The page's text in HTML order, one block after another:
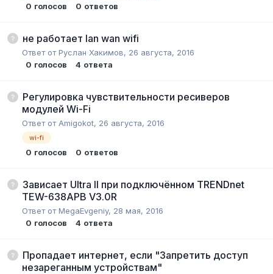
0 голосов 0 ответов
не работает lan wan wifi
Ответ отРуслан Хакимов, 26 августа, 2016
0 голосов 4 ответа
Регулировка чувствительности ресиверов
модулей Wi-Fi
Ответ от Amigokot, 26 августа, 2016
wi-fi
0 голосов 0 ответов
Зависает Ultra II при подключённом TRENDnet
TEW-638APB V3.0R
Ответ отMegaEvgeniy, 28 мая, 2016
0 голосов 4 ответа
Пропадает интернет, если "Запретить доступ
незареганным устройствам"